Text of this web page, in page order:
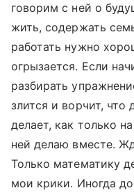
говорим с ней о
жить, содержать
работать нужно
огрызается. Если
разбирать
злится и ворчит, что
делает, как только
ней делаю вместе.
Только математику
мои крики. Иногда